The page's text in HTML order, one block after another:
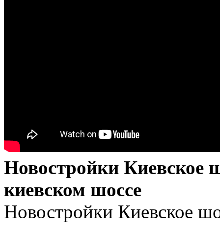
Новостройки Киевское
киевском шоссе
Новостройки Киевское